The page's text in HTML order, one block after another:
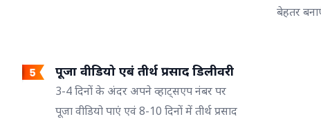
बेहतर
पूजा वीडियो एबं तीर्थ प्रसाद डिलीवरी
3-4 दिनों के अंदर अपने व्हाट्सएप नंबर पर
पूजा वीडियो पाएं एवं 8-10 दिनों में तीर्थ प्रसाद